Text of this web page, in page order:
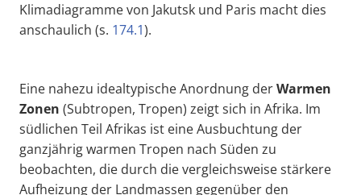
Klimadiagramme von Jakutsk und Paris macht dies
anschaulich (s. 174.1).
Eine nahezu idealtypische Anordnung derWarmen
Zonen (Subtropen, Tropen) zeigt sich in Afrika. Im
südlichen Teil Afrikas ist eine Ausbuchtung der
ganzjährig warmen Tropen nach Süden zu
beobachten, die durch die vergleichsweise stärkere
Aufheizung der Landmassen gegenüber den